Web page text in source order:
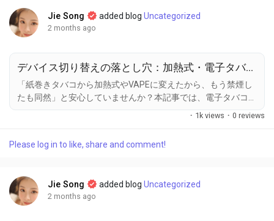
應」。只要您在手機上輕鬆下單，我們一律本地快速出貨，3天
內就能送到您指定的超商。 零風險購買！全站支援超商貨到付
款、滿額再免運 網路上一頁式詐騙廣告滿天飛，要求先匯款的
本或韓國原裝正品TEREA無誤後再付錢，把消費者的購買風險
直接歸零。 100%...
Jie Song added blog Uncategorized
2 months ago
デバイス切り替えの落とし穴：加熱式・電子タバコへの移行と「真の禁煙」の定義
「紙巻きタバコから加熱式やVAPEに変えたから、もう禁煙し
たも同然」と安心していませんか？本記事では、電子タバコ
やめた 効果を本当に得るために知っておくべき、代替喫煙と
依存し続ける行動習慣のリスクを整理し、医学的な禁煙成功へ
判断：切り替えは「禁煙」ではない よくある誤解が、「紙巻
きタバコからアイコスや電子タバコに変えたから禁煙成功だ」
という認識です。 替代吸煙と真正戒断の違い アイコスなどの
· 1k views · 0 reviews
Please log in to like, share and comment!
Jie Song added blog Uncategorized
2 months ago